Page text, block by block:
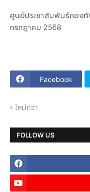
ศูนย์ประชาสัมพันธ์ก
กรกฎาคม 2568
Facebook
ใหม่กว่า
FOLLOW US